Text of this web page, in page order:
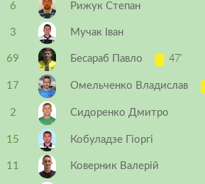
6 Рижук Степан
3 Мучак Іван
69 Бесараб Павло 47’
17 Омельченко Владислав
2 Сидоренко Дмитро
15 Кобуладзе Гіоргі
11 Коверник Валерій